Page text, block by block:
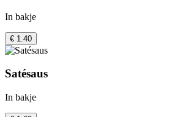
In bakje
€ 1.40
Satésaus
In bakje